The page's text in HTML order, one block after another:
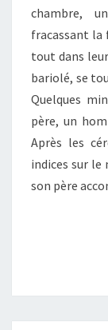
chambre,
fracassant la
tout dans
bariolé, se
Quelques
père, un
Après les
indices sur le
son père